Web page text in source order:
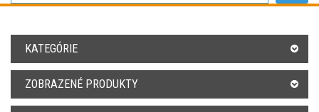
KATEGÓRIE
ZOBRAZENÉ PRODUKTY